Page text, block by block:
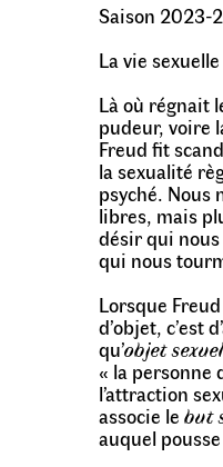
Saison 2023-
La vie sexuelle
Là où régnait
pudeur, voire
Freud fit
la sexualité
psyché. Nous
libres, mais
désir qui
qui nous
Lorsque
d’objet, c’est
qu’objet sexuel
« la personne
l’attraction
associe le but
auquel